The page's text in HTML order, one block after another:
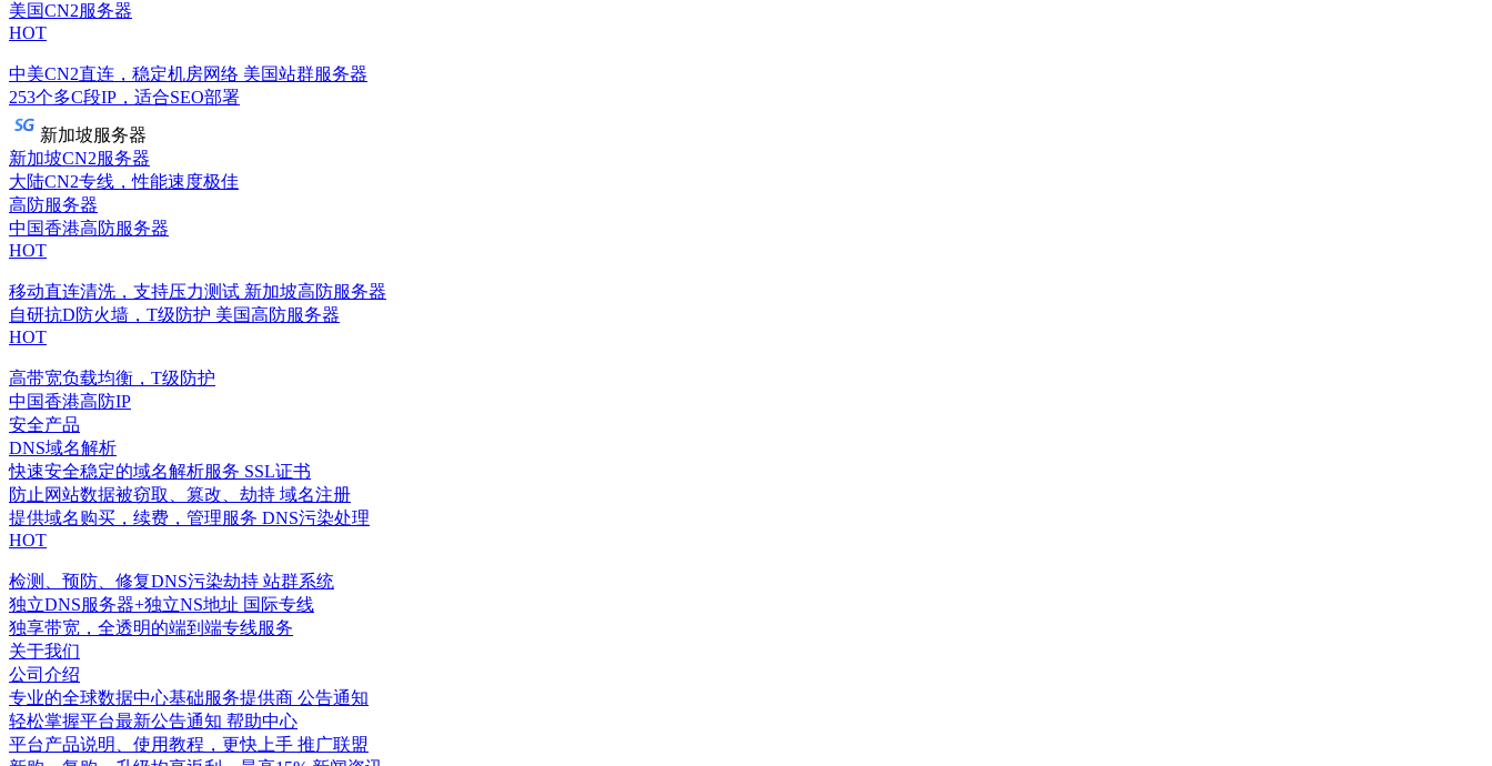
美国CN2服务器
HOT
中美CN2直连，稳定机房网络 美国站群服务器
253个多C段IP，适合SEO部署
新加坡服务器
新加坡CN2服务器
大陆CN2专线，性能速度极佳
高防服务器
中国香港高防服务器
HOT
移动直连清洗，支持压力测试 新加坡高防服务器
自研抗D防火墙，T级防护 美国高防服务器
HOT
高带宽负载均衡，T级防护
中国香港高防IP
安全产品
DNS域名解析
快速安全稳定的域名解析服务 SSL证书
防止网站数据被窃取、篡改、劫持 域名注册
提供域名购买，续费，管理服务 DNS污染处理
HOT
检测、预防、修复DNS污染劫持 站群系统
独立DNS服务器+独立NS地址 国际专线
独享带宽，全透明的端到端专线服务
关于我们
公司介绍
专业的全球数据中心基础服务提供商 公告通知
轻松掌握平台最新公告通知 帮助中心
平台产品说明、使用教程，更快上手 推广联盟